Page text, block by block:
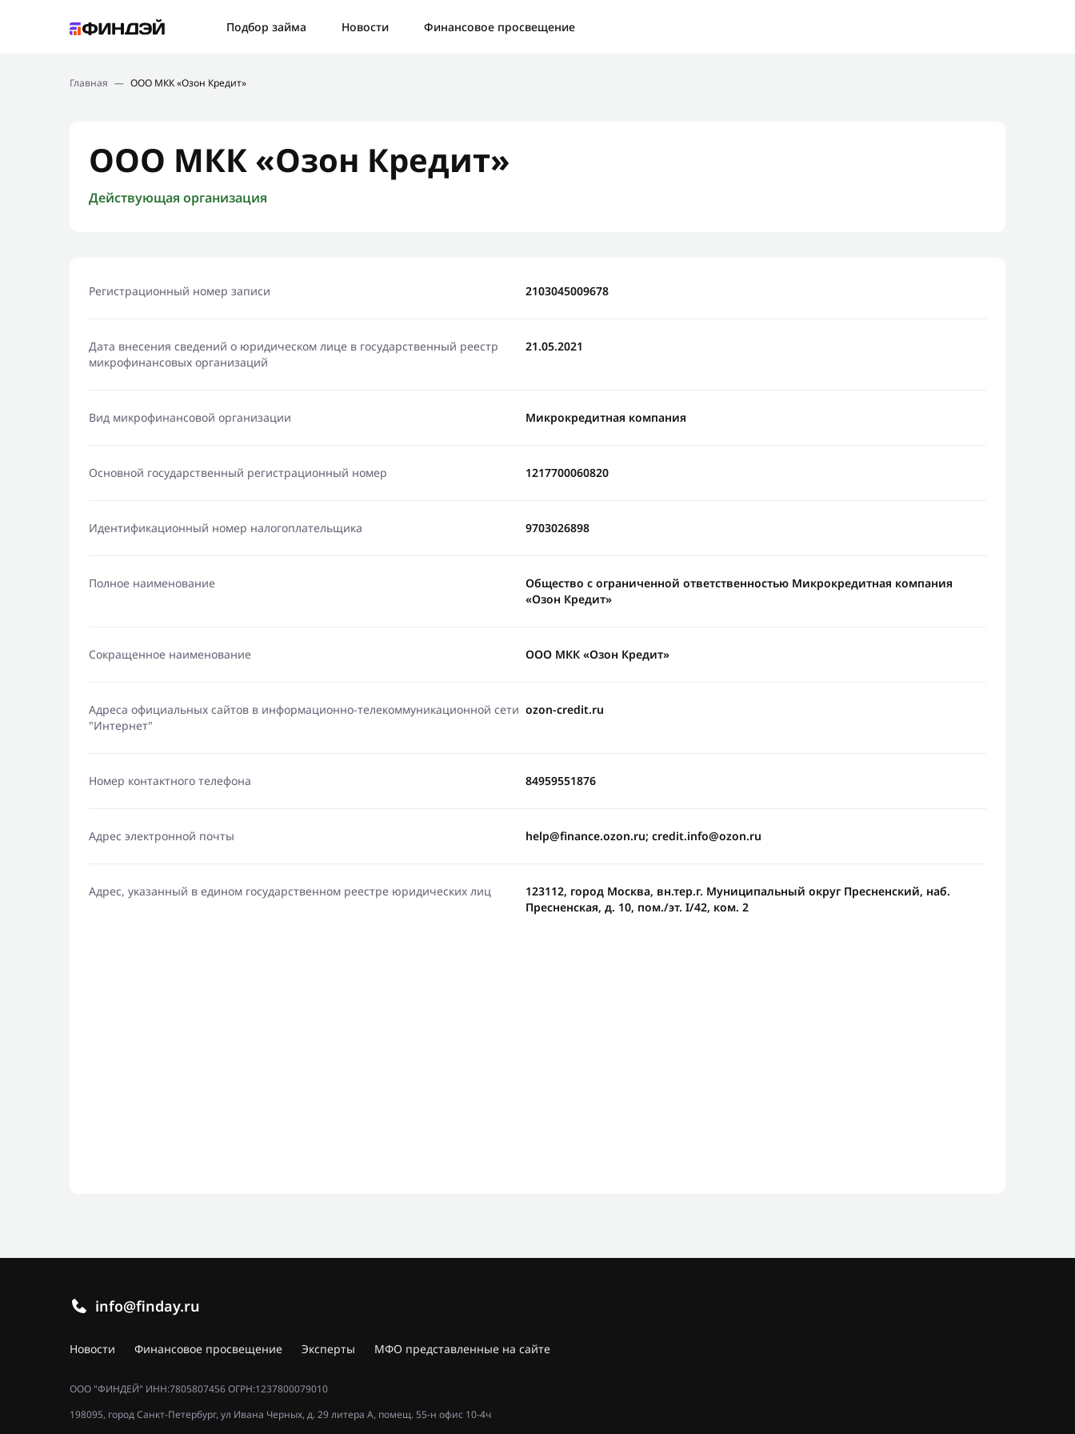
Подбор займа Новости
Финансовое просвещение
Новости
Главная — ООО МКК «Озон Кредит»
ООО МКК «Озон Кредит»
Действующая организация
Регистрационный номер записи 2103045009678
Дата внесения сведений о юридическом лице в государственный реестр
микрофинансовых организаций
21.05.2021
Вид микрофинансовой организации Микрокредитная компания
Основной государственный регистрационный номер 1217700060820
Идентификационный номер налогоплательщика 9703026898
Полное наименование
Общество с ограниченной ответственностью Микрокредитная компания
«Озон Кредит»
Сокращенное наименование ООО МКК «Озон Кредит»
Адреса официальных сайтов в информационно-телекоммуникационной сети
"Интернет"
ozon-credit.ru
Номер контактного телефона 84959551876
Адрес электронной почты help@finance.ozon.ru; credit.info@ozon.ru
Адрес, указанный в едином государственном реестре юридических лиц
123112, город Москва, вн.тер.г. Муниципальный округ Пресненский, наб.
Пресненская, д. 10, пом./эт. I/42, ком. 2
info@finday.ru
Новости Финансовое просвещение Эксперты МФО представленные на сайте
ООО "ФИНДЕЙ" ИНН:7805807456 ОГРН:1237800079010
198095, город Санкт-Петербург, ул Ивана Черных, д. 29 литера А, помещ. 55-н офис 10-4ч
Ошибка: Контактная форма не найдена.